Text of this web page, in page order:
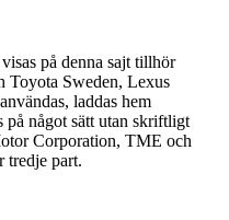
på denna sajt tillhör
Toyota Sweden, Lexus
laddas hem
på något sätt utan skriftligt
Corporation, TME och
tredje part.